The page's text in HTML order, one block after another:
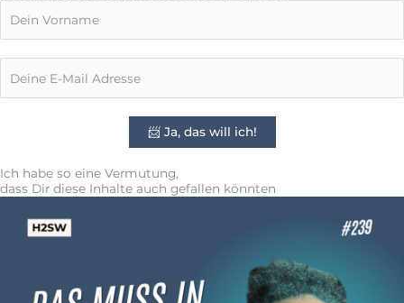
📨 Ja, das will ich!
Ich habe so eine Vermutung,
dass Dir diese Inhalte auch gefallen könnten